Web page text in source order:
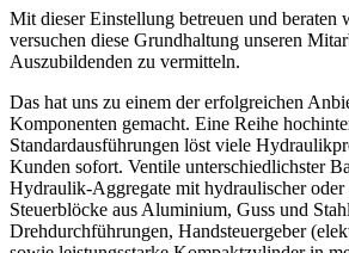
Mit dieser Einstellung betreuen und beraten
versuchen diese Grundhaltung unseren
Auszubildenden zu vermitteln.
Das hat uns zu einem der erfolgreichen
Komponenten gemacht. Eine Reihe
Standardausführungen löst viele
Kunden sofort. Ventile unterschiedlichster
Hydraulik-Aggregate mit hydraulischer oder
Steuerblöcke aus Aluminium, Guss und
Drehdurchführungen, Handsteuergeber